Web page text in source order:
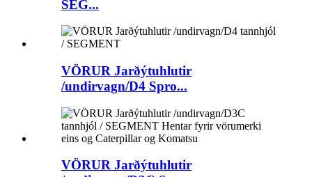
SEG...
VÖRUR Jarðýtuhlutir
/undirvagn/D4 Spro...
VÖRUR Jarðýtuhlutir